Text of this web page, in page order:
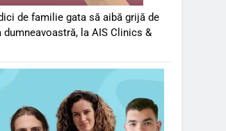
de familie gata să aibă grijă de
dumneavoastră, la AIS Clinics &